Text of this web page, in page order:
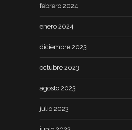
febrero 2024
enero 2024
diciembre 2023
octubre 2023
agosto 2023
julio 2023